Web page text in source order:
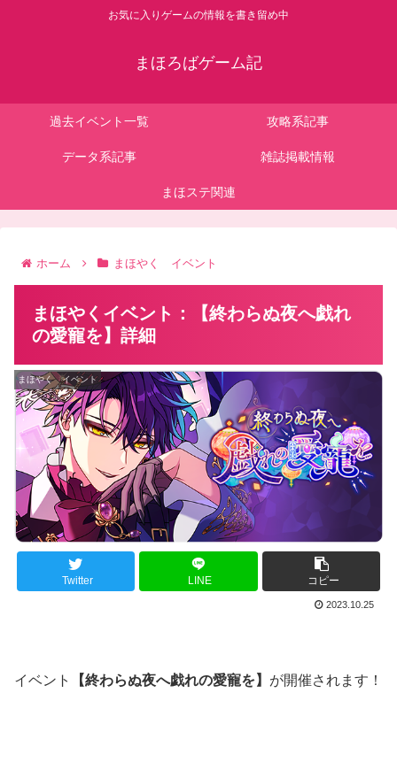
お気に入りゲームの情報を書き留め中
まほろばゲーム記
過去イベント一覧 攻略系記事
データ系記事 雑誌掲載情報
まほステ関連
ホーム まほやく イベント
まほやくイベント：【終わらぬ夜へ戯れ
の愛寵を】詳細
まほやく イベント
Twitter LINE コピー
2023.10.25
イベント 【終わらぬ夜へ戯れの愛寵を】 が開催されます！